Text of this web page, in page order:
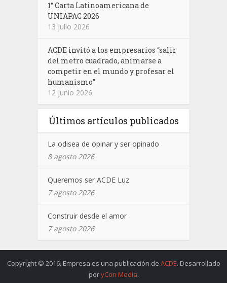
1° Carta Latinoamericana de
UNIAPAC 2026
13 julio 2026
ACDE invitó a los empresarios “salir
del metro cuadrado, animarse a
competir en el mundo y profesar el
humanismo”
12 junio 2026
Últimos artículos publicados
La odisea de opinar y ser opinado
8 agosto 2026
Queremos ser ACDE Luz
7 agosto 2026
Construir desde el amor
7 agosto 2026
Copyright © 2016. Empresa es una publicación de ACDE. Desarrollado
poryCon Media.